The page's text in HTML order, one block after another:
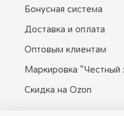
Бонусная система
Доставка и оплата
Оптовым клиентам
Маркировка "Честный
Скидка на Ozon